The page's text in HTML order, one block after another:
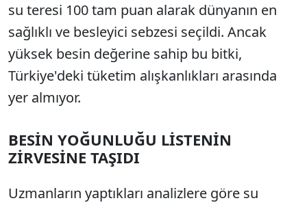
su teresi 100 tam puan alarak dünyanın en
sağlıklı ve besleyici sebzesi seçildi. Ancak
yüksek besin değerine sahip bu bitki,
Türkiye'deki tüketim alışkanlıkları arasında
yer almıyor.
BESİN YOĞUNLUĞU LİSTENİN
ZİRVESİNE TAŞIDI
Uzmanların yaptıkları analizlere göre su